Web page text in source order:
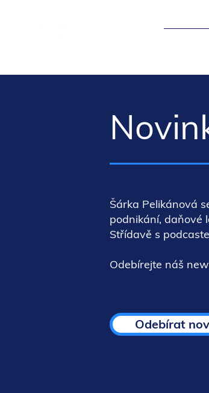
Šárka Pelikánová
podnikání, daňové
Střídavě s
Odebírejte náš
Odebírat